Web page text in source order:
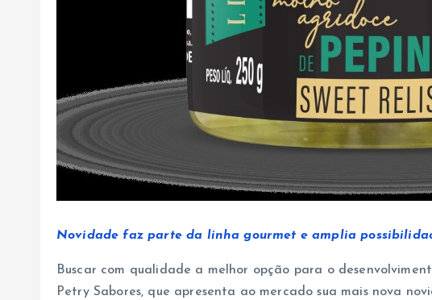
Novidade faz parte da linha gourmet e amplia
Buscar com qualidade a melhor opção para o
Petry Sabores, que apresenta ao mercado sua mais nova